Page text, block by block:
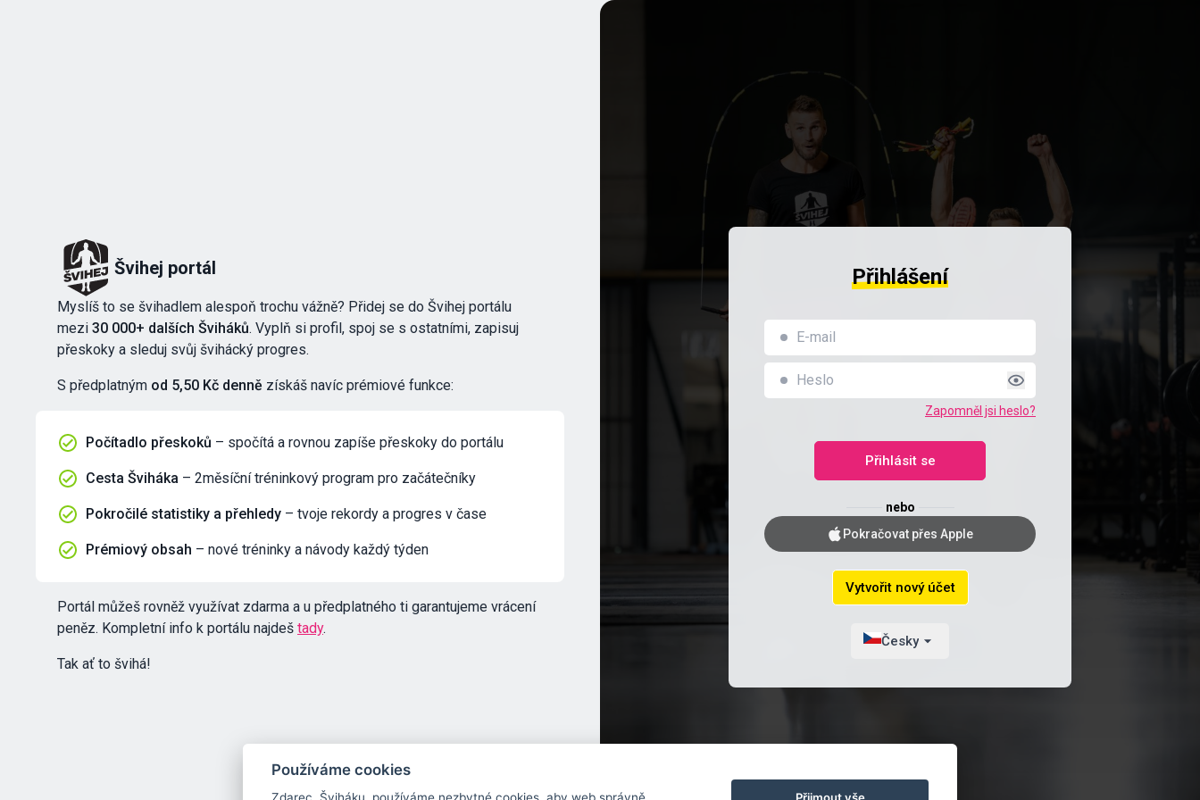
Švihej portál
Myslíš to se švihadlem alespoň trochu vážně? Přidej se do Švihej portálu
mezi 30 000+ dalších Šviháků. Vyplň si profil, spoj se s ostatními, zapisuj
přeskoky a sleduj svůj švihácký progres.
S předplatným od 5,50 Kč denně získáš navíc prémiové funkce:
Počítadlo přeskoků – spočítá a rovnou zapíše přeskoky do portálu
Cesta Šviháka – 2měsíční tréninkový program pro začátečníky
Pokročilé statistiky a přehledy – tvoje rekordy a progres v čase
Prémiový obsah – nové tréninky a návody každý týden
Portál můžeš rovněž využívat zdarma a u předplatného ti garantujeme vrácení
peněz. Kompletní info k portálu najdeš tady.
Tak ať to švihá!
Přihlášení
Zapomněl jsi heslo?
Přihlásit se
nebo
Pokračovat přes Apple
Vytvořit nový účet
Česky
Používáme cookies